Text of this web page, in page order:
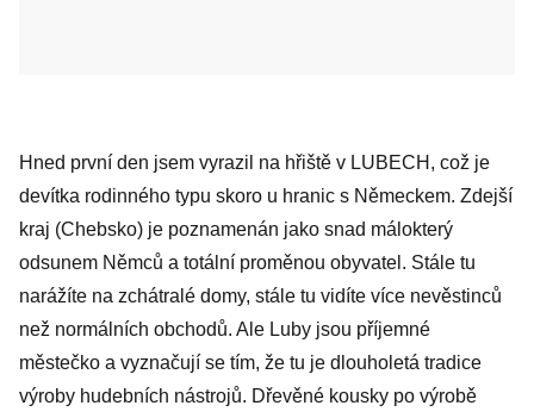
Hned první den jsem vyrazil na hřiště v LUBECH, což je
devítka rodinného typu skoro u hranic s Německem. Zdejší
kraj (Chebsko) je poznamenán jako snad málokterý
odsunem Němců a totální proměnou obyvatel. Stále tu
narážíte na zchátralé domy, stále tu vidíte více nevěstinců
než normálních obchodů. Ale Luby jsou příjemné
městečko a vyznačují se tím, že tu je dlouholetá tradice
výroby hudebních nástrojů. Dřevěné kousky po výrobě